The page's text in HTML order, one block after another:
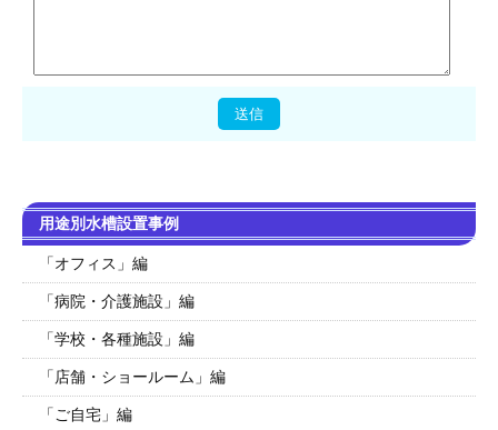
用途別水槽設置事例
「オフィス」編
「病院・介護施設」編
「学校・各種施設」編
「店舗・ショールーム」編
「ご自宅」編